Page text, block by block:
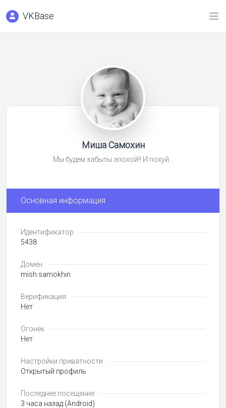
VKBase
Миша Самохин
Мы будем забыты эпохой!! И похуй...
Основная информация
Идентификатор
5438
Домен
mish.samokhin
Верификация
Нет
Огонёк
Нет
Настройки приватности
Открытый профиль
Последнее посещение
3 часа назад (Android)